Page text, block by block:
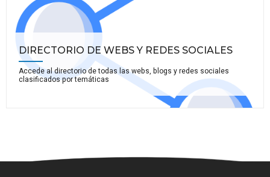
DIRECTORIO DE WEBS Y REDES SOCIALES
Accede al directorio de todas las webs, blogs y redes sociales
clasificados por temáticas